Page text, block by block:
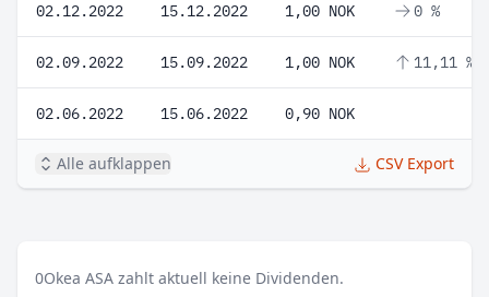
02.12.2022 15.12.2022 1,00 NOK 0 %
02.09.2022 15.09.2022 1,00 NOK 11,11 %
02.06.2022 15.06.2022 0,90 NOK
Alle aufklappen CSV Export
0Okea ASA zahlt aktuell keine Dividenden.